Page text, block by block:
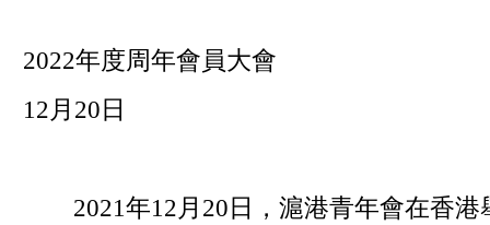
2022年度周年會員大會
12月20日
2021年12月20日，滬港青年會在香港